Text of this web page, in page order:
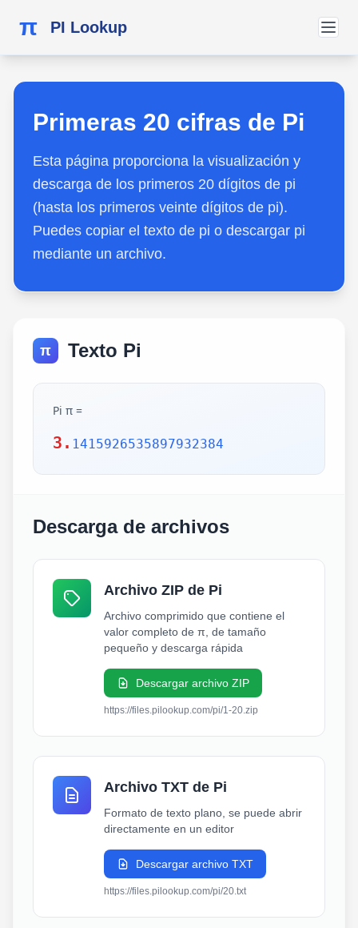
π PI Lookup
Primeras 20 cifras de Pi
Esta página proporciona la visualización y
descarga de los primeros 20 dígitos de pi
(hasta los primeros veinte dígitos de pi).
Puedes copiar el texto de pi o descargar pi
mediante un archivo.
π Texto Pi
Pi π =
3. 1415926535897932384
Descarga de archivos
Archivo ZIP de Pi
Archivo comprimido que contiene el
valor completo de π, de tamaño
pequeño y descarga rápida
Descargar archivo ZIP
https://files.pilookup.com/pi/1-20.zip
Archivo TXT de Pi
Formato de texto plano, se puede abrir
directamente en un editor
Descargar archivo TXT
https://files.pilookup.com/pi/20.txt